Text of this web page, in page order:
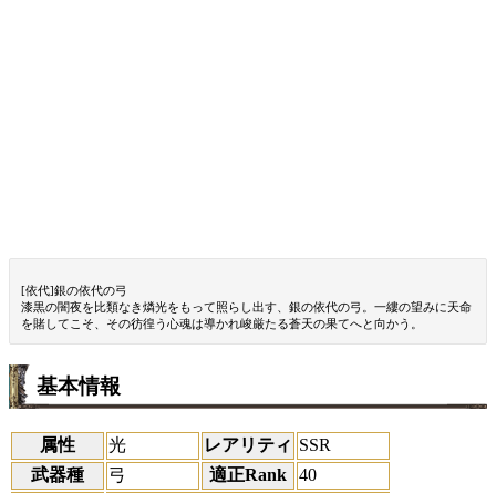
[依代]銀の依代の弓
漆黒の闇夜を比類なき燐光をもって照らし出す、銀の依代の弓。一縷の望みに天命
を賭してこそ、その彷徨う心魂は導かれ峻厳たる蒼天の果てへと向かう。
基本情報
属性 光 レアリティ SSR
武器種
弓 適正Rank
40